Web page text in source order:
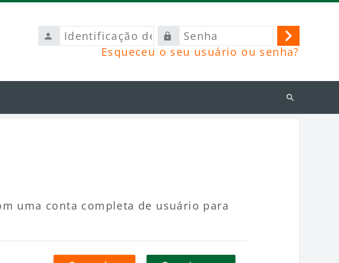
Identificação
de
Senha
Acessar
Esqueceu o seu usuário ou senha?
Buscar
cursos
uma conta completa de usuário para